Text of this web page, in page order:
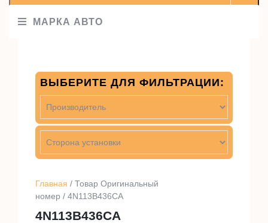
МАРКА АВТО
Главная / Товар Оригинальный
номер / 4N113B436CA
4N113B436CA
ВЫБЕРИТЕ ДЛЯ ФИЛЬТРАЦИИ: